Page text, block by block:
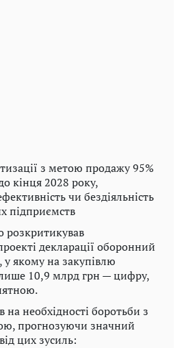
з метою продажу 95%
кінця 2028 року,
чи бездіяльність
підприємств
розкритикував
декларації оборонний
якому на закупівлю
10,9 млрд грн — цифру,
на необхідності боротьби з
прогнозуючи значний
цих зусиль: